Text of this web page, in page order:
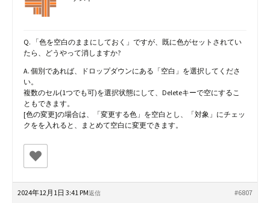
Q. 「色を空白のままにしておく」ですが、既に色がセットされてい
たら、どうやって消しますか?
A. 個別であれば、ドロップダウンにある「空白」を選択してくださ
い。
複数のセル(1つでも可)を選択状態にして、Deleteキーで空にするこ
ともできます。
[色の変更]の場合は、「変更する色」を空白とし、「対象」にチェッ
クをを入れると、まとめて空白に変更できます。
2024年12月1日 3:41 PM #6807
返信